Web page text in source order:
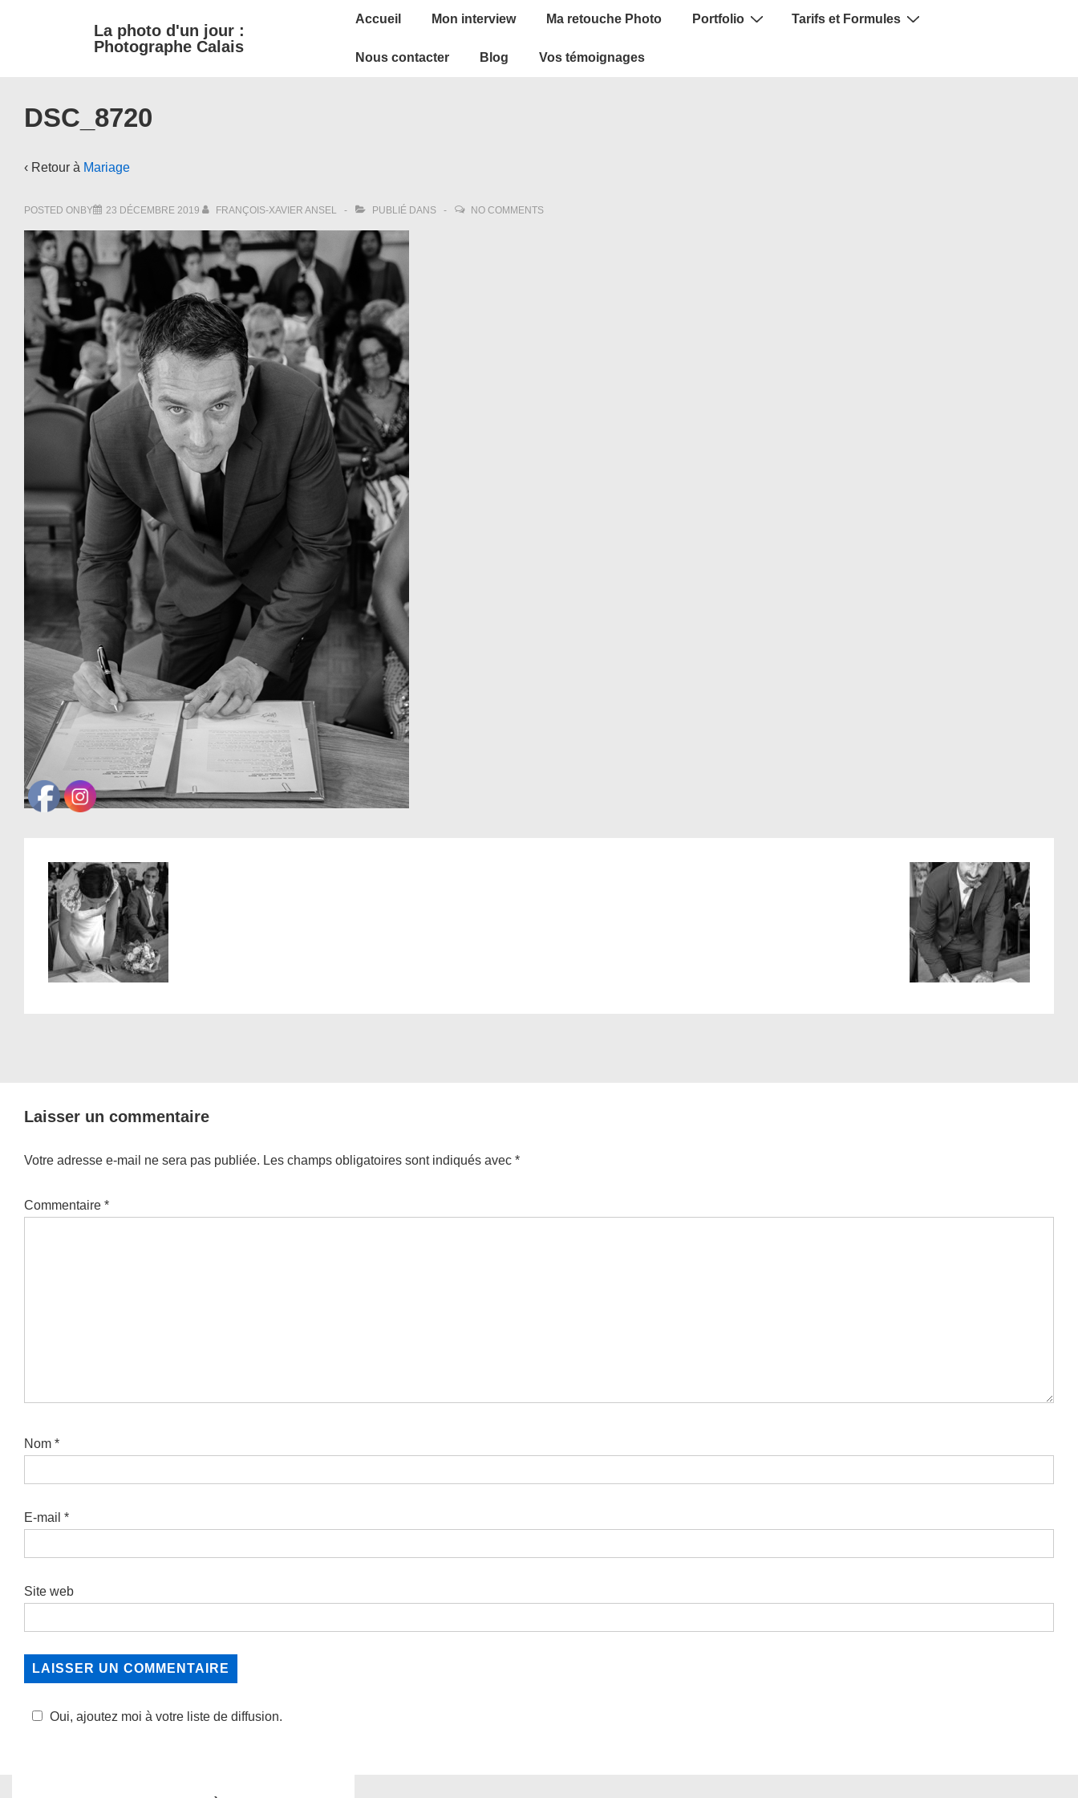
La photo d'un jour :
Photographe Calais
Main
Accueil Mon interview Ma retouche Photo Portfolio Tarifs et Formules
Nous contacter Blog Vos témoignages
DSC_8720
‹ Retour à Mariage
POSTED ONBY 23 DÉCEMBRE 2019 FRANÇOIS-XAVIER ANSEL PUBLIÉ DANS NO COMMENTS
Laisser un commentaire
Votre adresse e-mail ne sera pas publiée. Les champs obligatoires sont indiqués avec *
Commentaire *
Nom *
E-mail *
Site web
Oui, ajoutez moi à votre liste de diffusion.